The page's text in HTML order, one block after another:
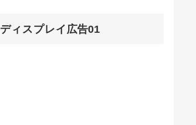
ディスプレイ広告01